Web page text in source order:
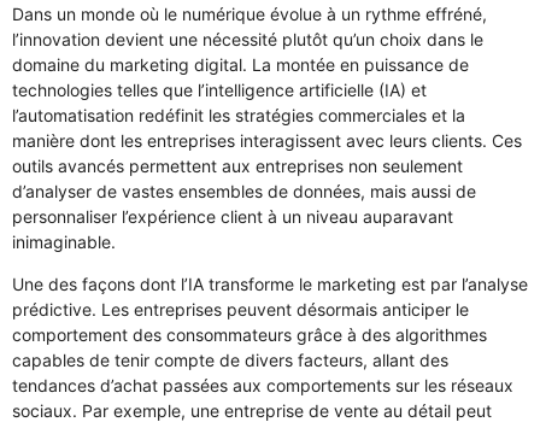
Dans un monde où le numérique évolue à un rythme effréné,
l’innovation devient une nécessité plutôt qu’un choix dans le
domaine du marketing digital. La montée en puissance de
technologies telles que l’intelligence artificielle (IA) et
l’automatisation redéfinit les stratégies commerciales et la
manière dont les entreprises interagissent avec leurs clients. Ces
outils avancés permettent aux entreprises non seulement
d’analyser de vastes ensembles de données, mais aussi de
personnaliser l’expérience client à un niveau auparavant
inimaginable.
Une des façons dont l’IA transforme le marketing est par l’analyse
prédictive. Les entreprises peuvent désormais anticiper le
comportement des consommateurs grâce à des algorithmes
capables de tenir compte de divers facteurs, allant des
tendances d’achat passées aux comportements sur les réseaux
sociaux. Par exemple, une entreprise de vente au détail peut